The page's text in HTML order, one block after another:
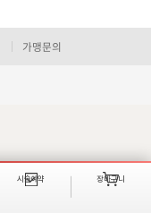
가맹문의
시술예약 장바구니